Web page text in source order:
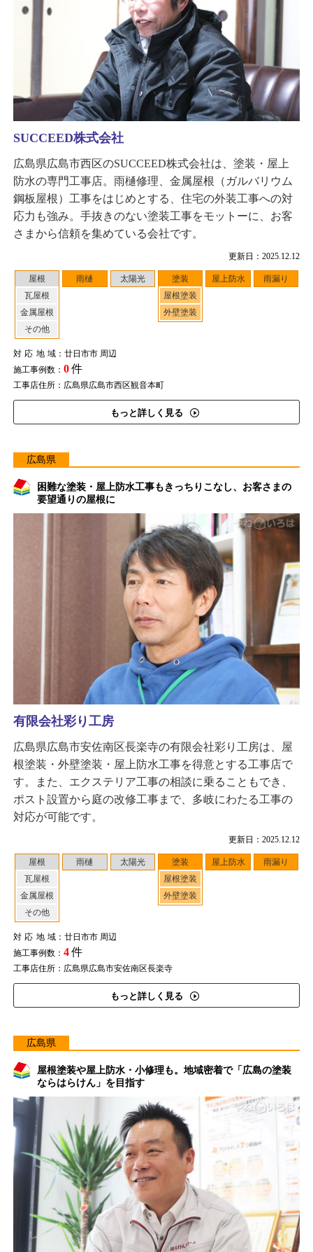
更新日：2025.12.12
屋根
瓦屋根
金属屋根
その他
雨樋 太陽光
塗装
屋根塗装
外壁塗装
屋上防水 雨漏り
対応地域：廿日市市 周辺
施工事例数： 0件
工事店住所：広島県広島市西区観音本町
もっと詳しく見る
SUCCEED株式会社
広島県広島市西区のSUCCEED株式会社は、塗装・屋上
防水の専門工事店。雨樋修理、金属屋根（ガルバリウム
鋼板屋根）工事をはじめとする、住宅の外装工事への対
応力も強み。手抜きのない塗装工事をモットーに、お客
さまから信頼を集めている会社です。
広島県
困難な塗装・屋上防水工事もきっちりこなし、お客さまの
要望通りの屋根に
更新日：2025.12.12
屋根
瓦屋根
金属屋根
その他
雨樋 太陽光
塗装
屋根塗装
外壁塗装
屋上防水 雨漏り
対応地域：廿日市市 周辺
施工事例数： 4件
工事店住所：広島県広島市安佐南区長楽寺
もっと詳しく見る
有限会社彩り工房
広島県広島市安佐南区長楽寺の有限会社彩り工房は、屋
根塗装・外壁塗装・屋上防水工事を得意とする工事店で
す。また、エクステリア工事の相談に乗ることもでき、
ポスト設置から庭の改修工事まで、多岐にわたる工事の
対応が可能です。
広島県
屋根塗装や屋上防水・小修理も。地域密着で「広島の塗装
ならはらけん」を目指す